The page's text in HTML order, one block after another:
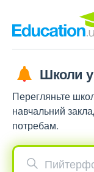
Школи
Перегляньте
навчальний
потребам.